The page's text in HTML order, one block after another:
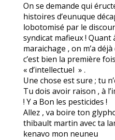
On se demande qui
histoires d’eunuque
lobotomisé par le
syndicat mafieux ! Quant
maraichage , on m’a
c’est bien la première
« d’intellectuel » .
Une chose est sure ; tu
Tu dois avoir raison , à
! Y a Bon les pesticides !
Allez , va boire ton
thibault martin avec ta
kenavo mon neuneu